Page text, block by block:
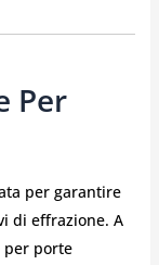
Per
per garantire
di effrazione. A
porte